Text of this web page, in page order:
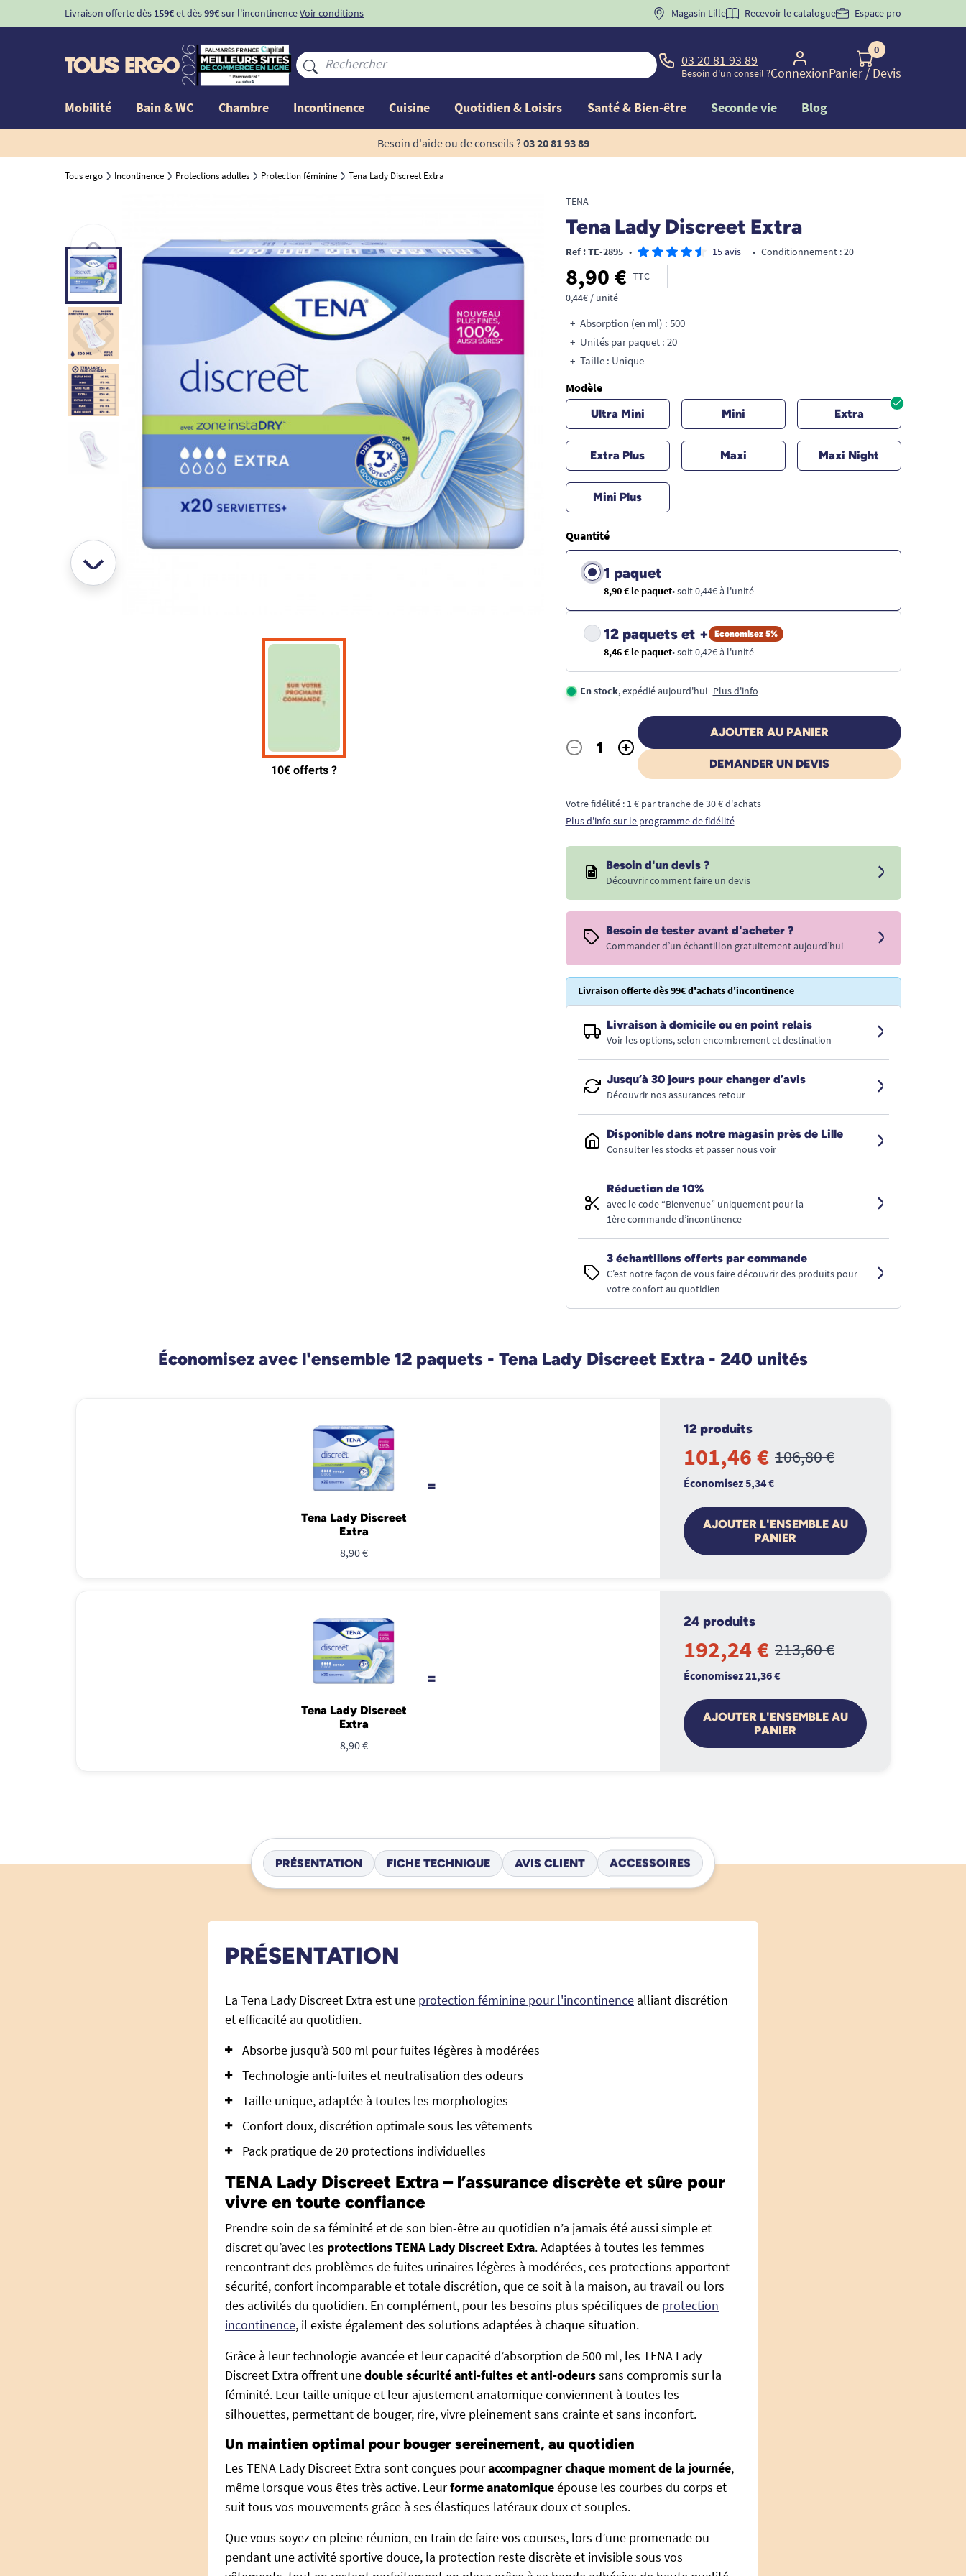
Livraison offerte dès 159€et dès99€sur l'incontinenceVoir conditions BIENVENUE" pourla 1ère commande d'incontinence
Magasin Lille Recevoir le catalogue Espace pro
03 20 81 93 89
Besoin d'un conseil ?Connexion
0
Panier/ Devis
Mobilité Bain & WC Chambre Incontinence Cuisine Quotidien & Loisirs Santé & Bien-être Seconde vie Blog
Besoin d'aide ou de conseils ? 03 20 81 93 89
Tous ergo Incontinence Protections adultes Protection féminine Tena Lady Discreet Extra
TENA
Tena Lady Discreet Extra
Ref : TE-2895 • 15 avis • Conditionnement : 20
8,90 € TTC
0,44€ / unité
Absorption (en ml) : 500
Unités par paquet : 20
Taille : Unique
Modèle
Ultra Mini Mini Extra
Extra Plus Maxi Maxi Night
Mini Plus
Quantité
1 paquet
8,90 € le paquet• soit 0,44€ à l'unité
12 paquets et + Economisez 5%
8,46 € le paquet• soit 0,42€ à l'unité
En stock, expédié aujourd'hui Plus d'info
Quantité
- +
AJOUTER AU PANIER
DEMANDER UN DEVIS
Votre fidélité : 1 € par tranche de 30 € d'achats
Plus d'info sur le programme de fidélité
Besoin d'un devis ?
Découvrir comment faire un devis
Besoin de tester avant d'acheter ?
Commander d’un échantillon gratuitement aujourd’hui
Livraison offerte dès 99€ d'achats d'incontinence
Livraison à domicile ou en point relais
Voir les options, selon encombrement et destination
Jusqu’à 30 jours pour changer d’avis
Découvrir nos assurances retour
Disponible dans notre magasin près de Lille
Consulter les stocks et passer nous voir
Réduction de 10%
avec le code “Bienvenue” uniquement pour la
1ère commande d’incontinence
3 échantillons offerts par commande
C’est notre façon de vous faire découvrir des produits pour
votre confort au quotidien
Économisez avec l'ensemble 12 paquets - Tena Lady Discreet Extra - 240 unités
Tena Lady Discreet
Extra
8,90 €
=
12 produits
101,46 € 106,80 €
Économisez 5,34 €
AJOUTER L'ENSEMBLE AU
PANIER
Tena Lady Discreet
Extra
8,90 €
=
24 produits
192,24 € 213,60 €
Économisez 21,36 €
AJOUTER L'ENSEMBLE AU
PANIER
PRÉSENTATION FICHE TECHNIQUE AVIS CLIENT ACCESSOIRES
PRÉSENTATION
La Tena Lady Discreet Extra est une protection féminine pour l'incontinence alliant discrétion
et efficacité au quotidien.
Absorbe jusqu’à 500 ml pour fuites légères à modérées
Technologie anti-fuites et neutralisation des odeurs
Taille unique, adaptée à toutes les morphologies
Confort doux, discrétion optimale sous les vêtements
Pack pratique de 20 protections individuelles
TENA Lady Discreet Extra – l’assurance discrète et sûre pour
vivre en toute confiance
Prendre soin de sa féminité et de son bien-être au quotidien n’a jamais été aussi simple et
discret qu’avec les protections TENA Lady Discreet Extra. Adaptées à toutes les femmes
rencontrant des problèmes de fuites urinaires légères à modérées, ces protections apportent
sécurité, confort incomparable et totale discrétion, que ce soit à la maison, au travail ou lors
des activités du quotidien. En complément, pour les besoins plus spécifiques de protection
incontinence, il existe également des solutions adaptées à chaque situation.
Grâce à leur technologie avancée et leur capacité d’absorption de 500 ml, les TENA Lady
Discreet Extra offrent unedouble sécurité anti-fuites et anti-odeurssans compromis sur la
féminité. Leur taille unique et leur ajustement anatomique conviennent à toutes les
silhouettes, permettant de bouger, rire, vivre pleinement sans crainte et sans inconfort.
Un maintien optimal pour bouger sereinement, au quotidien
Les TENA Lady Discreet Extra sont conçues pouraccompagner chaque moment de la journée,
même lorsque vous êtes très active. Leurforme anatomiqueépouse les courbes du corps et
suit tous vos mouvements grâce à ses élastiques latéraux doux et souples.
Que vous soyez en pleine réunion, en train de faire vos courses, lors d’une promenade ou
pendant une activité sportive douce, la protection reste discrète et invisible sous vos